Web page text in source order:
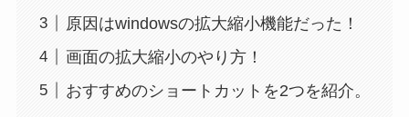
原因はwindowsの拡大縮小機能だった！
画面の拡大縮小のやり方！
おすすめのショートカットを2つを紹介。